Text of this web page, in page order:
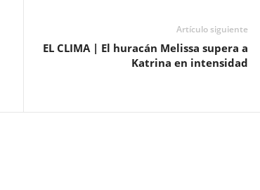
Artículo siguiente
EL CLIMA | El huracán Melissa supera a
Katrina en intensidad